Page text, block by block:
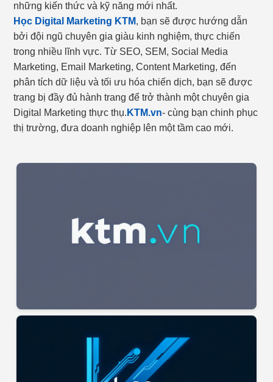
những kiến thức và kỹ năng mới nhất.
Học Digital Marketing KTM, bạn sẽ được hướng dẫn
bởi đội ngũ chuyên gia giàu kinh nghiệm, thực chiến
trong nhiều lĩnh vực. Từ SEO, SEM, Social Media
Marketing, Email Marketing, Content Marketing, đến
phân tích dữ liệu và tối ưu hóa chiến dịch, bạn sẽ được
trang bị đầy đủ hành trang để trở thành một chuyên gia
Digital Marketing thực thụ. KTM.vn- cùng bạn chinh phục
thị trường, đưa doanh nghiệp lên một tầm cao mới.